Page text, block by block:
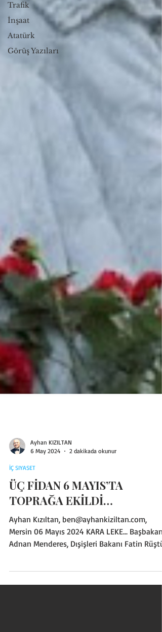
Trafik
İnşaat
Atatürk
Görüş Yazıları
Ayhan KIZILTAN
İÇ SIYASET
ÜÇ FİDAN 6 MAYIS’TA
TOPRAĞA EKİLDİ…
Ayhan Kızıltan, ben@ayhankiziltan.com,